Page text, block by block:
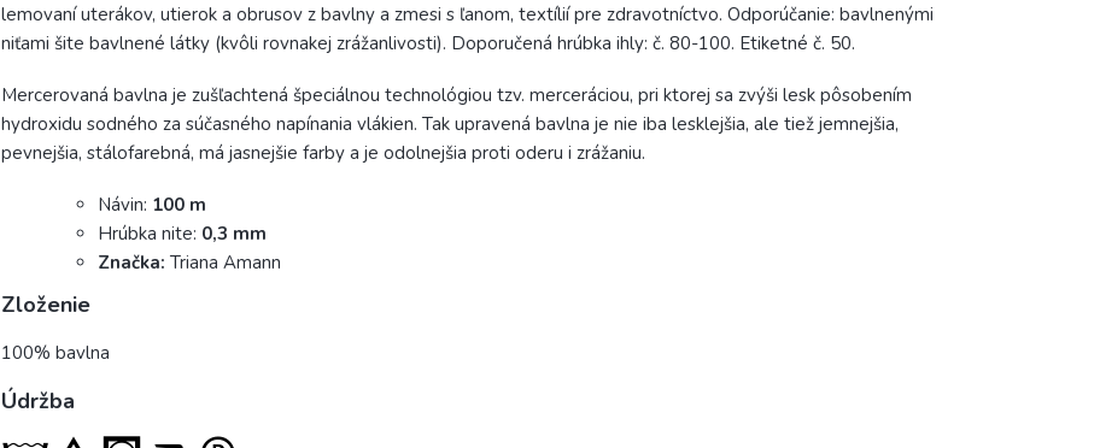
lemovaní uterákov, utierok a obrusov z bavlny a zmesi s ľanom, textílií pre zdravotníctvo. Odporúčanie: bavlnenými
niťami šite bavlnené látky (kvôli rovnakej zrážanlivosti). Doporučená hrúbka ihly: č. 80-100. Etiketné č. 50.
Mercerovaná bavlna je zušľachtená špeciálnou technológiou tzv. merceráciou, pri ktorej sa zvýši lesk pôsobením
hydroxidu sodného za súčasného napínania vlákien. Tak upravená bavlna je nie iba lesklejšia, ale tiež jemnejšia,
pevnejšia, stálofarebná, má jasnejšie farby a je odolnejšia proti oderu i zrážaniu.
Návin: 100 m
Hrúbka nite: 0,3 mm
Značka: Triana Amann
Zloženie
100% bavlna
Údržba